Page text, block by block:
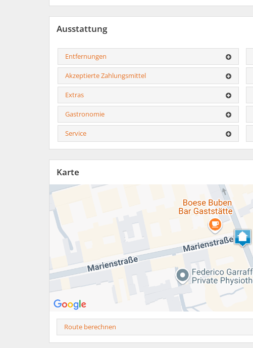
Ausstattung
Entfernungen
Akzeptierte Zahlungsmittel
Extras
Gastronomie
Service
Karte
Route berechnen